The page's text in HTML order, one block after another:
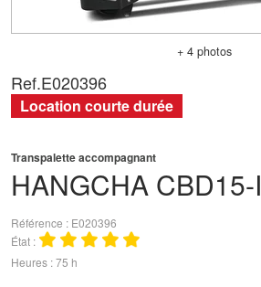
+ 4 photos
HANGCHA CBD15-I
Transpalette accompagnant
Référence
E020396
État
Heures 75 h
Ref.E020396
Location courte durée